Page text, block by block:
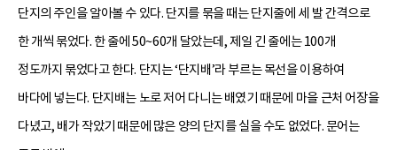
단지의 주인을 알아볼 수 있다. 단지를 묶을 때는 단지줄에 세 발 간격으로
한 개씩 묶었다. 한 줄에 50~60개 달았는데, 제일 긴 줄에는 100개
정도까지 묶었다고 한다. 단지는 ‘단지배’라 부르는 목선을 이용하여
바다에 넣는다. 단지배는 노로 저어 다니는 배였기 때문에 마을 근처 어장을
다녔고, 배가 작았기 때문에 많은 양의 단지를 실을 수도 없었다. 문어는